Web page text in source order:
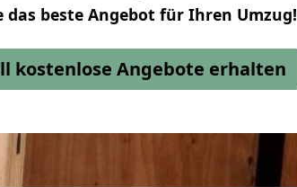
das beste Angebot für Ihren Umzug!
kostenlose Angebote erhalten